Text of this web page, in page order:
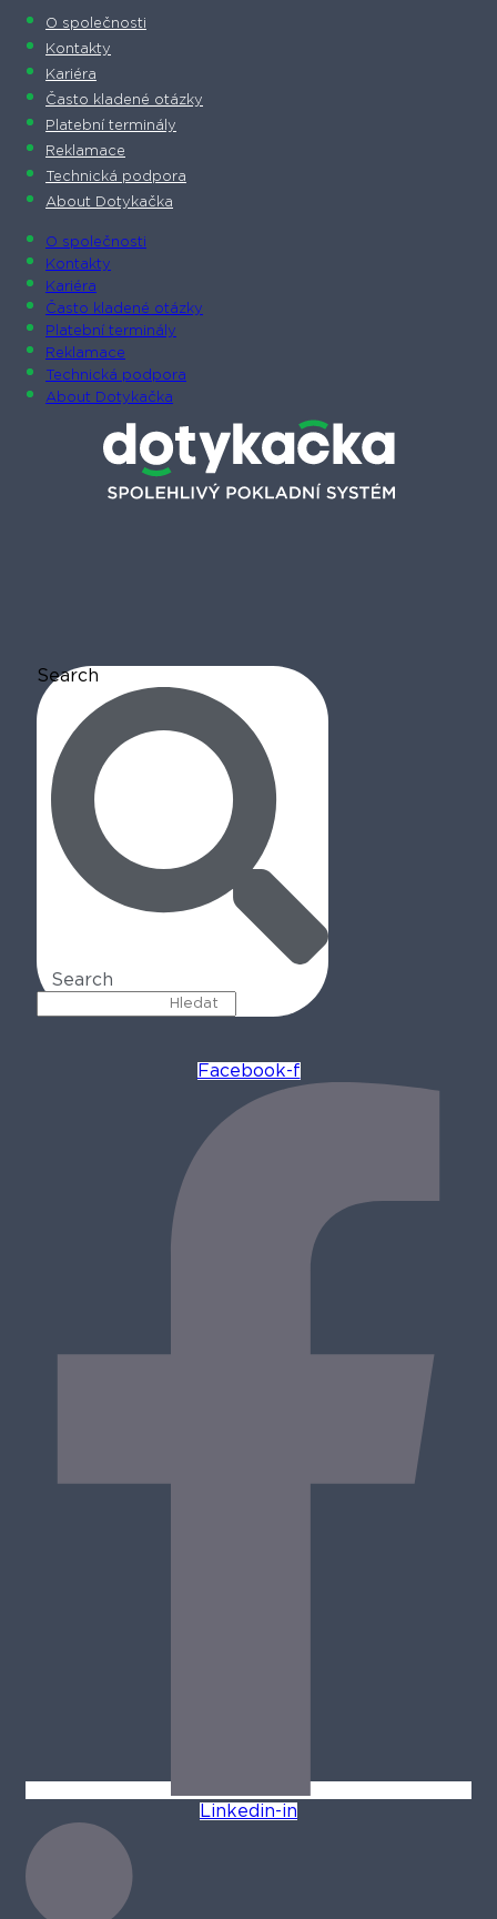
O společnosti
Kontakty
Kariéra
Často kladené otázky
Platební terminály
Reklamace
Technická podpora
About Dotykačka
O společnosti
Kontakty
Kariéra
Často kladené otázky
Platební terminály
Reklamace
Technická podpora
About Dotykačka
Search
Search
Facebook-f
Linkedin-in